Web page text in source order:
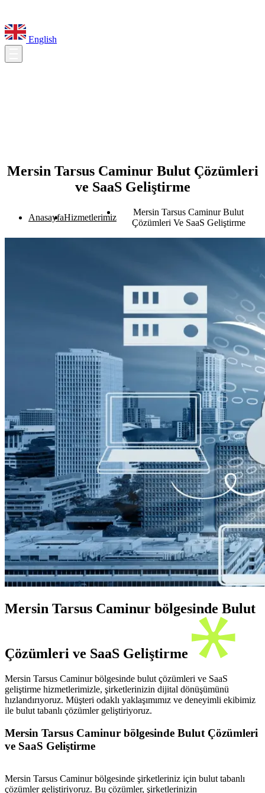
English
Mersin Tarsus Caminur Bulut Çözümleri
ve SaaS Geliştirme
AnasayfaHizmetlerimiz
Mersin Tarsus Caminur Bulut
Çözümleri Ve SaaS Geliştirme
Mersin Tarsus Caminur bölgesinde Bulut
Çözümleri ve SaaS Geliştirme
Mersin Tarsus Caminur bölgesinde bulut çözümleri ve SaaS
geliştirme hizmetlerimizle, şirketlerinizin dijital dönüşümünü
hızlandırıyoruz. Müşteri odaklı yaklaşımımız ve deneyimli ekibimiz
ile bulut tabanlı çözümler geliştiriyoruz.
Mersin Tarsus Caminur bölgesinde Bulut Çözümleri
ve SaaS Geliştirme
Mersin Tarsus Caminur bölgesinde şirketleriniz için bulut tabanlı
çözümler geliştiriyoruz. Bu çözümler, şirketlerinizin